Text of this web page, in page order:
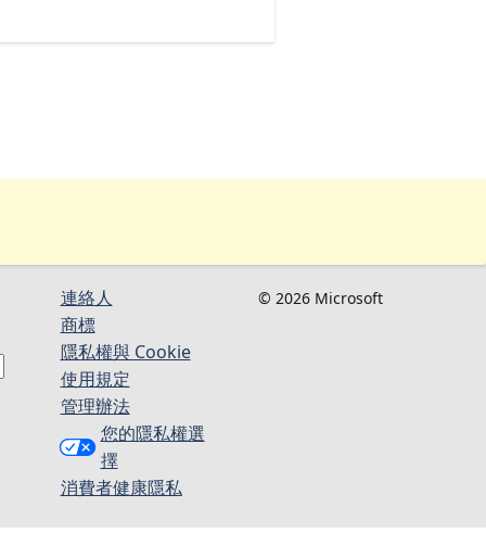
連絡人​​
商標
隱私權與 Cookie
使用規定
管理辦法
您的隱私權選
擇
消費者健康隱私
© 2026 Microsoft